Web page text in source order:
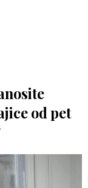
od pet